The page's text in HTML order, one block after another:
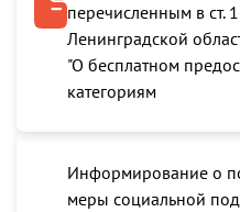
перечисленным в ст.
Ленинградской
"О бесплатном
категориям
Информирование о
меры социальной